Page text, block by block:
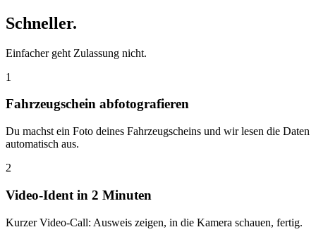
Schneller.
Einfacher geht Zulassung nicht.
1
Fahrzeugschein abfotografieren
Du machst ein Foto deines Fahrzeugscheins und wir lesen die Daten
automatisch aus.
2
Video-Ident in 2 Minuten
Kurzer Video-Call: Ausweis zeigen, in die Kamera schauen, fertig.